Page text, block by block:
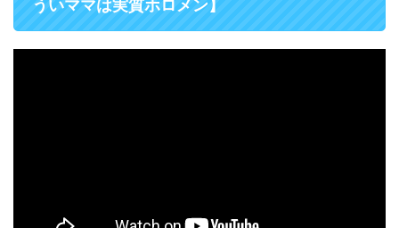
ういママは実質ホロメン】